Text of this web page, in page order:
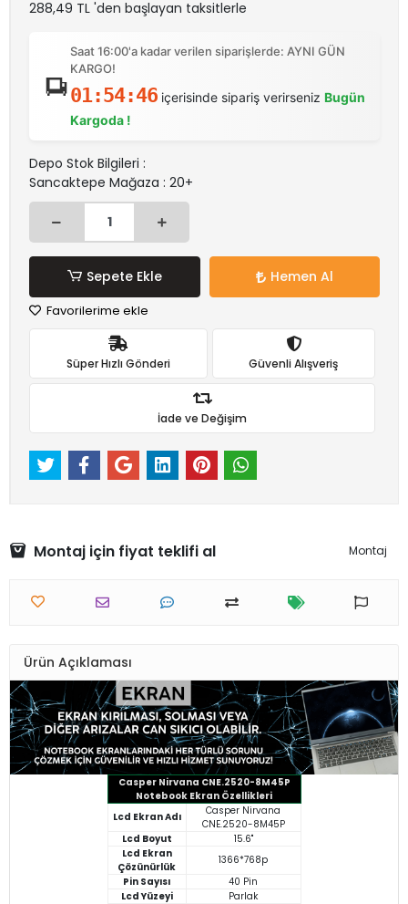
288,49 TL 'den başlayan taksitlerle
Saat 16:00'a kadar verilen siparişlerde: AYNI GÜN
KARGO!
01:54:46içerisinde sipariş verirseniz Bugün
Kargoda !
Depo Stok Bilgileri :
Sancaktepe Mağaza : 20+
Sepete Ekle Hemen Al
Favorilerime ekle
Süper Hızlı Gönderi Güvenli Alışveriş
İade ve Değişim
Montaj için fiyat teklifi al Montaj
Ürün Açıklaması
Casper Nirvana CNE.2520-8M45P
Notebook Ekran Özellikleri
Lcd Ekran Adı
Casper Nirvana
CNE.2520-8M45P
Lcd Boyut
15.6"
Lcd Ekran
Çözünürlük
1366*768p
Pin Sayısı
40 Pin
Lcd Yüzeyi
Parlak